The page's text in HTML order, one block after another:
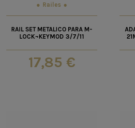
Railes
RAIL SET METALICO PARA M-
LOCK¬KEYMOD 3/7/11
17,85 €